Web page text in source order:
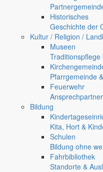
Historisches
Geschichte der
Kultur / Religion /
Museen
Pfarrgemeinde
Feuerwehr
Bildung
Kita, Hort &
Schulen
Bildung ohne
Fahrbibliothek
Standorte &
Deutsch-Paulsdorf